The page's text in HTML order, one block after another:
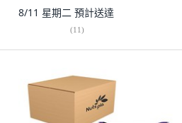
8/11 星期二 預計送達
(11)